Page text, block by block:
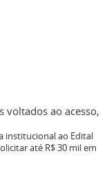
voltados ao acesso,
institucional ao Edital
até R$ 30 mil em